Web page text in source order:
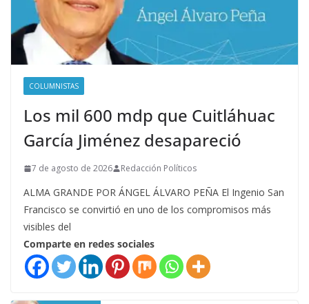
COLUMNISTAS
Los mil 600 mdp que Cuitláhuac
García Jiménez desapareció
7 de agosto de 2026 Redacción Políticos
ALMA GRANDE POR ÁNGEL ÁLVARO PEÑA El Ingenio San
Francisco se convirtió en uno de los compromisos más
visibles del
Comparte en redes sociales